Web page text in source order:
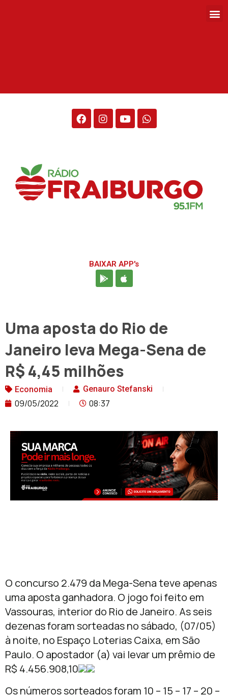
BAIXAR APP's
Uma aposta do Rio de
Janeiro leva Mega-Sena de
R$ 4,45 milhões
Economia Genauro Stefanski
09/05/2022 08:37
O concurso 2.479 da Mega-Sena teve apenas
uma aposta ganhadora. O jogo foi feito em
Vassouras, interior do Rio de Janeiro. As seis
dezenas foram sorteadas no sábado, (07/05)
à noite, no Espaço Loterias Caixa, em São
Paulo. O apostador (a) vai levar um prêmio de
R$ 4.456.908,10
Os números sorteados foram 10 – 15 – 17 – 20 –